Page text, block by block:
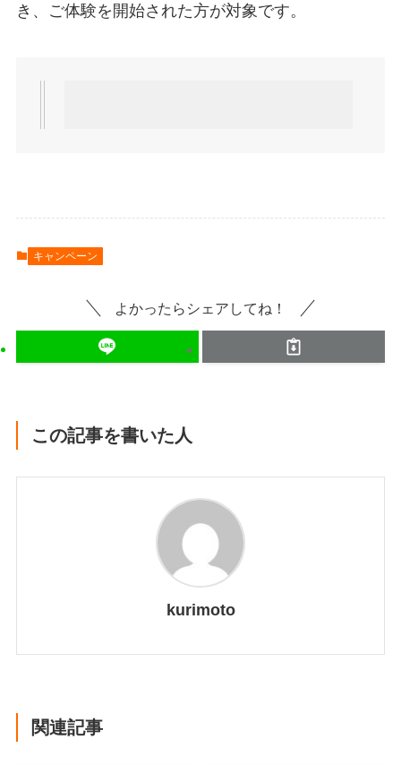
き、ご体験を開始された方が対象です。
キャンペーン
よかったらシェアしてね！
この記事を書いた人
kurimoto
関連記事